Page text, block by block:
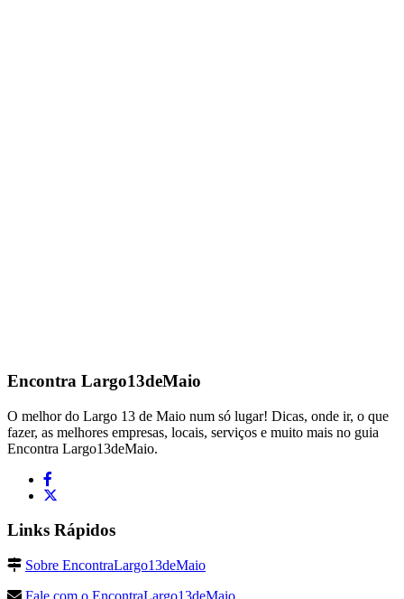
Encontra Largo13deMaio
O melhor do Largo 13 de Maio num só lugar! Dicas, onde ir, o que
fazer, as melhores empresas, locais, serviços e muito mais no guia
Encontra Largo13deMaio.
Links Rápidos
Sobre EncontraLargo13deMaio
Fale com o EncontraLargo13deMaio